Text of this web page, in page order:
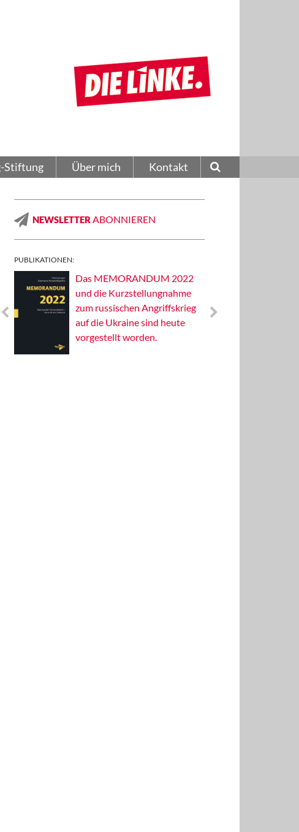
Stiftung Über mich Kontakt
NEWSLETTER ABONNIEREN
PUBLIKATIONEN:
Das MEMORANDUM 2022
und die Kurzstellungnahme
zum russischen Angriffskrieg
auf die Ukraine sind heute
vorgestellt worden.